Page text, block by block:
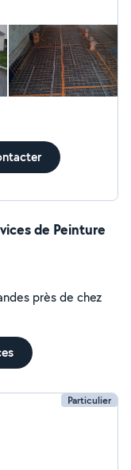
de Peinture
près de chez
Particulier